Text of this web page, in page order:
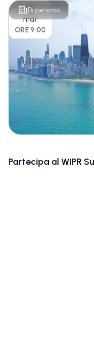
Di persona
10
mar
ORE 9:00
Partecipa al WIPR